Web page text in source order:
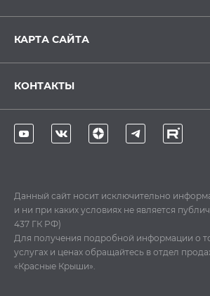
КАРТА САЙТА
КОНТАКТЫ
Данный сайт носит исключительно
и ни при каких условиях не является
437 ГК РФ)
Для получения подробной информации о
услугах и ценах обращайтесь в отдел
«Красные Крыши».